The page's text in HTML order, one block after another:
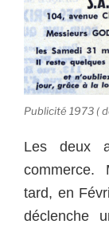
Publicité 1973 (
Les deux
commerce.
tard, en
déclenche